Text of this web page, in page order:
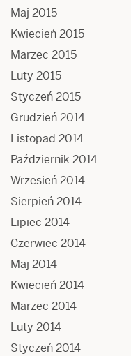
Maj 2015
Kwiecień 2015
Marzec 2015
Luty 2015
Styczeń 2015
Grudzień 2014
Listopad 2014
Październik 2014
Wrzesień 2014
Sierpień 2014
Lipiec 2014
Czerwiec 2014
Maj 2014
Kwiecień 2014
Marzec 2014
Luty 2014
Styczeń 2014